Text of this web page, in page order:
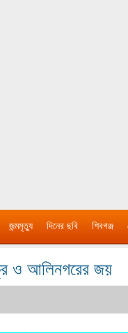
জন্মমৃত্যু দিনের ছবি শিবগঞ্জ
ও আলিনগরের জয়